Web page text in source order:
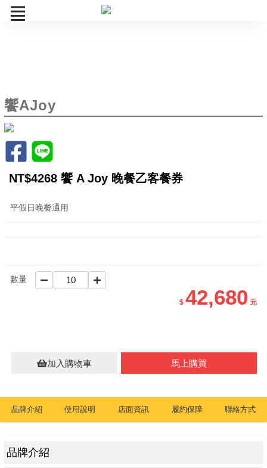
饗食天堂
果然匯
饗饗
旭集
真珠
饗AJoy
NT$4268 饗 A Joy 晚餐乙客餐券
平假日晚餐通用
數量
$42,680 元
馬上購買
加入購物車
品牌介紹 使用說明 店面資訊 履約保障 聯絡方式
品牌介紹